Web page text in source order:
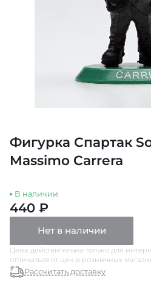
Фигурка Спартак
Massimo Carrera
В наличии
440 ₽
Нет в наличии
Цена действительна только для
отличаться от цен в розничных
Рассчитать доставку